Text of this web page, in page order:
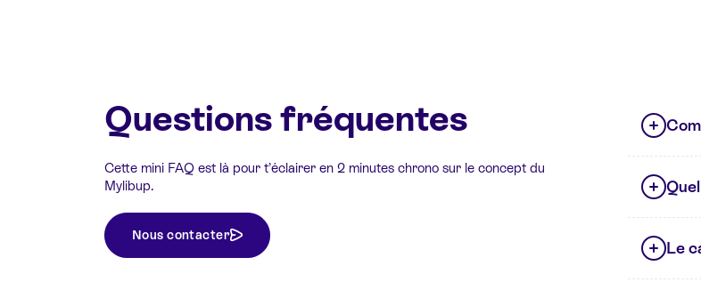
Questions fréquentes
Cette mini FAQ est là pour t’éclairer en 2 minutes chrono sur le concept du
Mylibup.
Nous contacter
Le